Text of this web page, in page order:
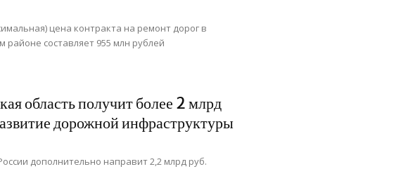
цена контракта на ремонт дорог в
районе составляет 955 млн рублей
область получит более 2 млрд
дорожной инфраструктуры
дополнительно направит 2,2 млрд руб.